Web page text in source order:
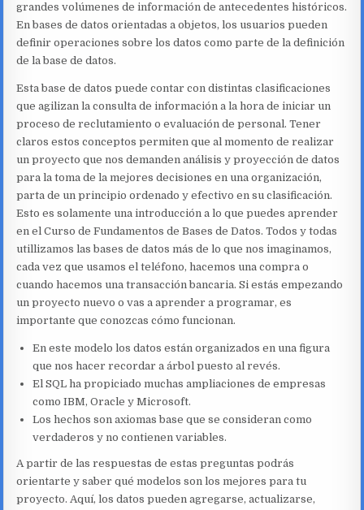
grandes volúmenes de información de antecedentes históricos.
En bases de datos orientadas a objetos, los usuarios pueden
definir operaciones sobre los datos como parte de la definición
de la base de datos.
Esta base de datos puede contar con distintas clasificaciones
que agilizan la consulta de información a la hora de iniciar un
proceso de reclutamiento o evaluación de personal. Tener
claros estos conceptos permiten que al momento de realizar
un proyecto que nos demanden análisis y proyección de datos
para la toma de la mejores decisiones en una organización,
parta de un principio ordenado y efectivo en su clasificación.
Esto es solamente una introducción a lo que puedes aprender
en el Curso de Fundamentos de Bases de Datos. Todos y todas
utillizamos las bases de datos más de lo que nos imaginamos,
cada vez que usamos el teléfono, hacemos una compra o
cuando hacemos una transacción bancaria. Si estás empezando
un proyecto nuevo o vas a aprender a programar, es
importante que conozcas cómo funcionan.
En este modelo los datos están organizados en una figura
que nos hacer recordar a árbol puesto al revés.
El SQL ha propiciado muchas ampliaciones de empresas
como IBM, Oracle y Microsoft.
Los hechos son axiomas base que se consideran como
verdaderos y no contienen variables.
A partir de las respuestas de estas preguntas podrás
orientarte y saber qué modelos son los mejores para tu
proyecto. Aquí, los datos pueden agregarse, actualizarse,